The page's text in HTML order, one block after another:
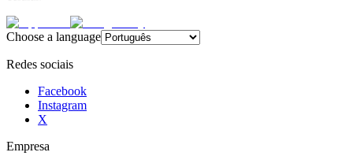
Choose a language
Redes sociais
Facebook
Instagram
X
Empresa